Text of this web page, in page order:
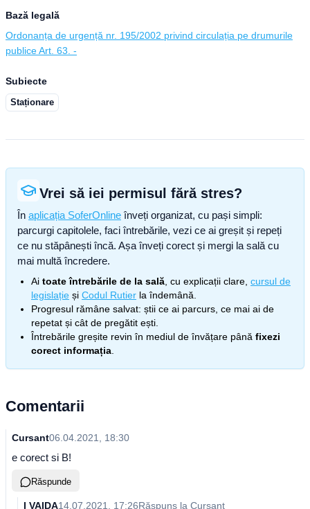
Bază legală
Ordonanța de urgență nr. 195/2002 privind circulația pe drumurile
publice Art. 63. -
Subiecte
Staționare
Vrei să iei permisul fără stres?
În aplicația SoferOnline înveți organizat, cu pași simpli:
parcurgi capitolele, faci întrebările, vezi ce ai greșit și repeți
ce nu stăpânești încă. Așa înveți corect și mergi la sală cu
mai multă încredere.
Ai toate întrebările de la sală , cu explicații clare, cursul de
legislație și Codul Rutier la îndemână.
Progresul rămâne salvat: știi ce ai parcurs, ce mai ai de
repetat și cât de pregătit ești.
Întrebările greșite revin în mediul de învățare până fixezi
corect informația
Comentarii
Cursant06.04.2021, 18:30
e corect si B!
Răspunde
I VAIDA14.07.2021, 17:26Răspuns la Cursant